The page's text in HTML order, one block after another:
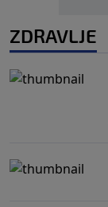
ZDRAVLJE